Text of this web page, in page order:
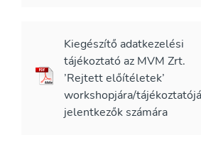
Kiegészítő adatkezelési
tájékoztató az MVM Zrt.
’Rejtett előítéletek’
workshopjára/
jelentkezők számára